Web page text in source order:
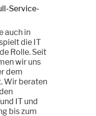
Service-
auch in
die IT
Rolle. Seit
wir uns
dem
Wir beraten
IT und
bis zum